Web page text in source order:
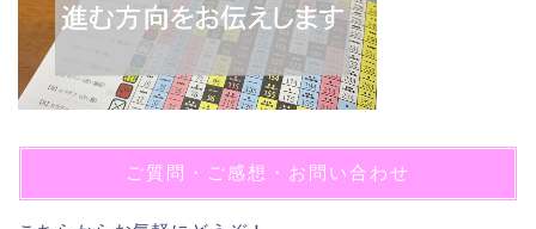
ご質問・ご感想・お問い合わせ